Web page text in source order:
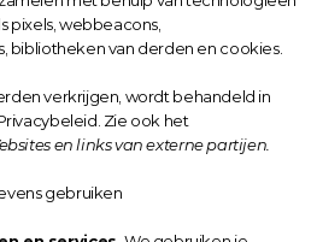
pixels, webbeacons,
bibliotheken van derden en cookies.
verkrijgen, wordt behandeld in
Zie ook het
en links van externe partijen.
gebruiken